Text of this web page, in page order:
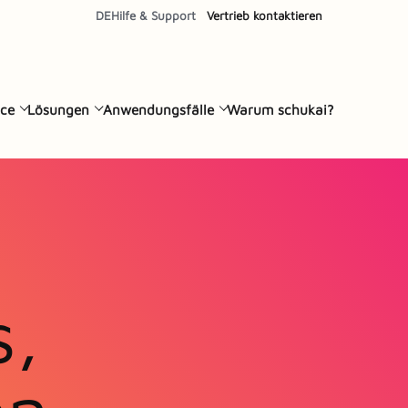
DEHilfe & Support Vertrieb kontaktieren
Lösungen Anwendungsfälle Warum schukai?